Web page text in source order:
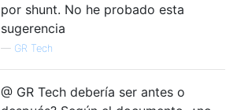
por shunt. No he probado esta
sugerencia
— GR Tech
@ GR Tech debería ser antes o